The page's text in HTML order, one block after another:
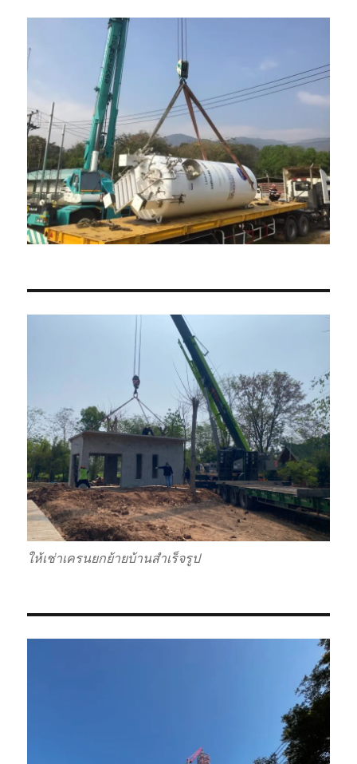
ให้เช่าเครนยกย้ายบ้านสำเร็จรูป